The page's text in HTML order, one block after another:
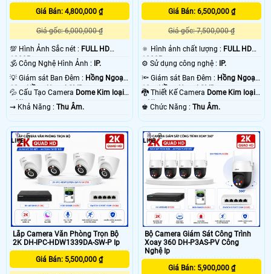
Giá Bán: 4,800,000 ₫
Giá gốc: 6,000,000 ₫
💯 Hình Ảnh Sắc nét : FULL HD
1080P .
🕉️ Công Nghệ Hình Ảnh : IP.
💡 Giám sát Ban Đêm : Hồng Ngoại
10m Hồng Ngoại SMD.
💦 Cấu Tạo Camera Dome Kim loại
+ Nhựa.
️⇝ Khả Năng : Thu Âm.
Giá Bán: 6,500,000 ₫
Giá gốc: 7,500,000 ₫
🔅 Hình ảnh chất lượng : FULL HD
1080P .
⚙ Sử dụng công nghệ :
IP.
🔦 Giám sát Ban Đêm : Hồng Ngoại
10m Hồng Ngoại SMD.
🐉️ Thiết Kế Camera Dome Kim loại
+ Nhựa.
️♚ Chức Năng :Thu Âm.
Lắp Camera Văn Phòng Trọn Bộ
2K DH-IPC-HDW1339DA-SW-P Ip
Giá Bán: 5,500,000 ₫
5
Bộ Camera Giám Sát Công Trình
Xoay 360 DH-P3AS-PV Công
Nghệ Ip
Giá Bán: 5,900,000 ₫
2